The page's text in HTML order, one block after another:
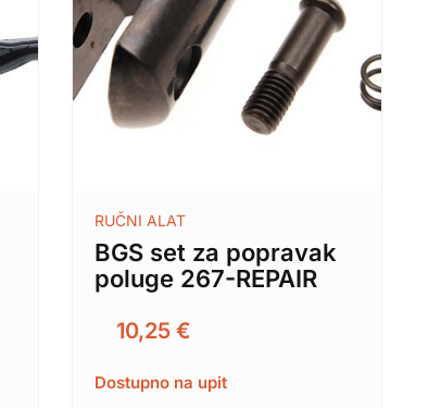
RUČNI ALAT
BGS set za popravak
poluge 267-REPAIR
10,25 €
Dostupno na upit